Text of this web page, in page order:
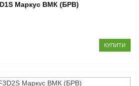
Маркус ВМК (БРВ)
КУПИТИ